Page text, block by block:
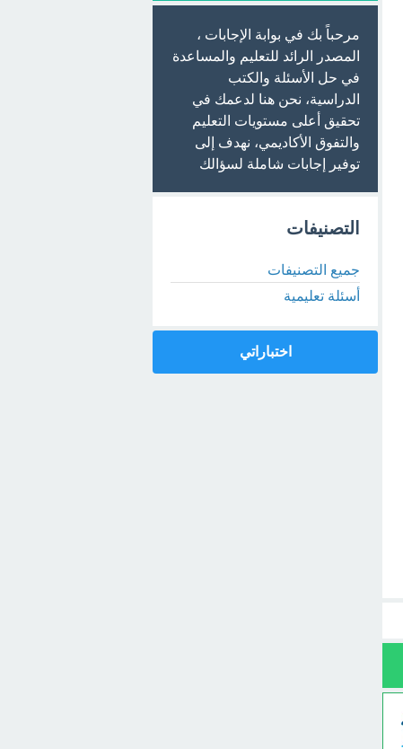
مرحباً بك في بوابة الإجابات ،
المصدر الرائد للتعليم والمساعدة
في حل الأسئلة والكتب
الدراسية، نحن هنا لدعمك في
تحقيق أعلى مستويات التعليم
والتفوق الأكاديمي، نهدف إلى
توفير إجابات شاملة لسؤالك
التصنيفات
جميع التصنيفات
أسئلة تعليمية
اختباراتي